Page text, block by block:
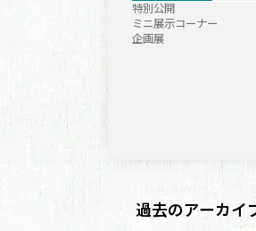
特別公開
ミニ展示コーナー
企画展
過去のアーカイ